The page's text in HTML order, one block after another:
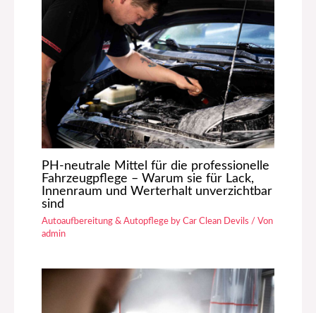
PH-neutrale Mittel für die professionelle
Fahrzeugpflege – Warum sie für Lack,
Innenraum und Werterhalt unverzichtbar
sind
Autoaufbereitung & Autopflege by Car Clean Devils / Von
admin